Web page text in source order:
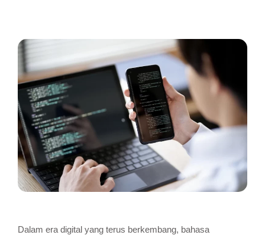
Dalam era digital yang terus berkembang, bahasa